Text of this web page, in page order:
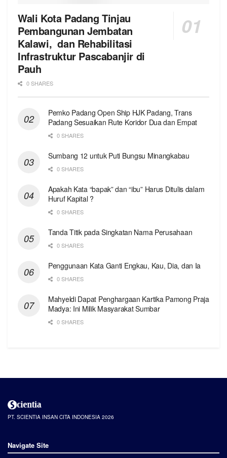
Wali Kota Padang Tinjau
Pembangunan Jembatan
Kalawi, dan Rehabilitasi
Infrastruktur Pascabanjir di
Pauh
0 SHARES
Pemko Padang Open Ship HJK Padang, Trans
Padang Sesuaikan Rute Koridor Dua dan Empat
0 SHARES
Sumbang 12 untuk Puti Bungsu Minangkabau
0 SHARES
Apakah Kata “bapak” dan “ibu” Harus Ditulis dalam
Huruf Kapital ?
0 SHARES
Tanda Titik pada Singkatan Nama Perusahaan
0 SHARES
Penggunaan Kata Ganti Engkau, Kau, Dia, dan Ia
0 SHARES
Mahyeldi Dapat Penghargaan Kartika Pamong Praja
Madya: Ini Milik Masyarakat Sumbar
0 SHARES
PT. SCIENTIA INSAN CITA INDONESIA 2026
Navigate Site